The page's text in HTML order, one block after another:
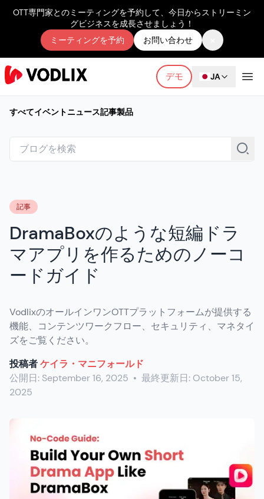
OTT専門家とのミーティングを予約して、今日からストリーミン
グビジネスを成長させましょう！
ミーティングを予約
お問い合わせ
デモ JA
すべてイベントニュース記事製品
記事
DramaBoxのような短編ドラ
マアプリを作るためのノーコ
ードガイド
VodlixのオールインワンOTTプラットフォームが提供する
機能、コンテンツワークフロー、セキュリティ、マネタイ
ズをご覧ください。
投稿者ケイラ・マニフォールド
公開日: September 16, 2025 • 最終更新日: October 15,
2025